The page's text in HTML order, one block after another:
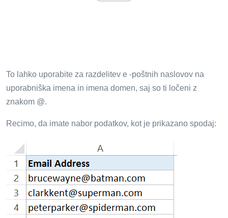
To lahko uporabite za razdelitev e -poštnih naslovov na
uporabniška imena in imena domen, saj so ti ločeni z
znakom @.
Recimo, da imate nabor podatkov, kot je prikazano spodaj: